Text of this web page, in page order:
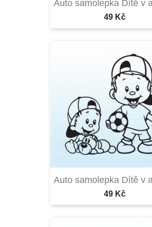
Auto samolepka Dítě v
49 Kč
Auto samolepka Dítě v
49 Kč